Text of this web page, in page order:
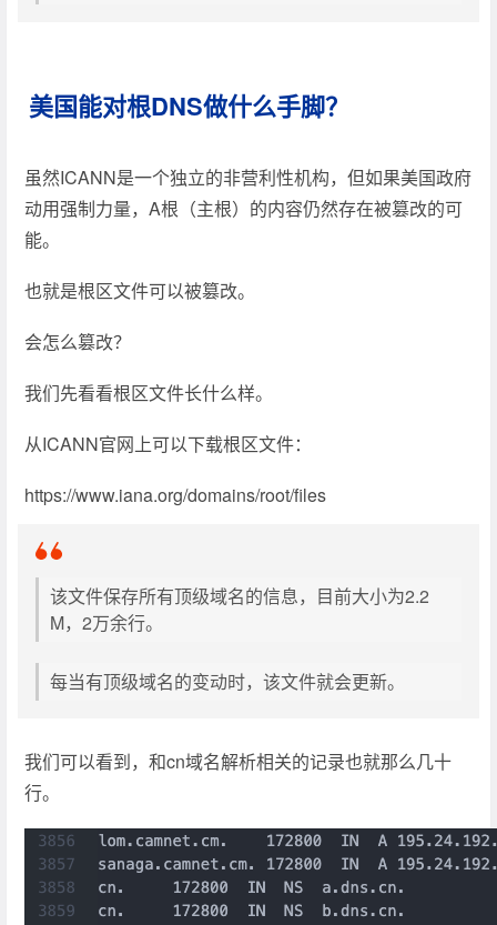
美国能对根DNS做什么手脚？
虽然ICANN是一个独立的非营利性机构，但如果美国政府
动用强制力量，A根（主根）的内容仍然存在被篡改的可
能。
也就是根区文件可以被篡改。
会怎么篡改？
我们先看看根区文件长什么样。
从ICANN官网上可以下载根区文件：
https://www.iana.org/domains/root/files
该文件保存所有顶级域名的信息，目前大小为2.2
M，2万余行。
每当有顶级域名的变动时，该文件就会更新。
我们可以看到，和cn域名解析相关的记录也就那么几十
行。